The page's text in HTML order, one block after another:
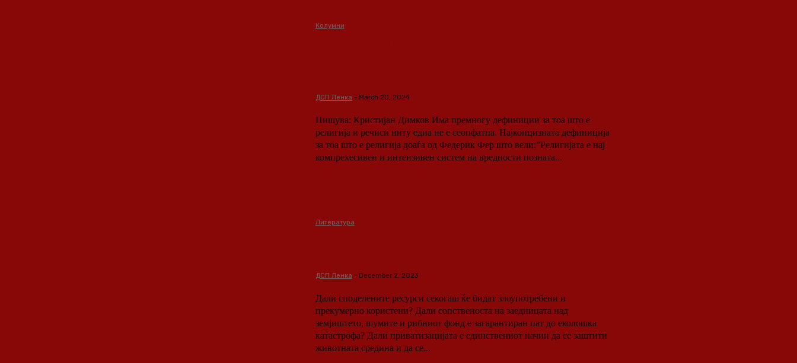
Колумни
ДСП Ленка - March 20, 2024
Пишува: Кристијан Димков Има премногу дефиниции за тоа што е
религија и речиси ниту една не е сеопфатна. Најконцизната дефиниција
за тоа што е религија доаѓа од Федерик Фер што вели:”Религијата е нај
компрехесивен и интензивен систем на вредности позната...
Литература
ДСП Ленка - December 2, 2023
Дали споделените ресурси секогаш ќе бидат злоупотребени и
прекумерно користени? Дали сопственоста на заедницата над
земјиштето, шумите и рибниот фонд е загарантиран пат до еколошка
катастрофа? Дали приватизацијата е единствениот начин да се заштити
животната средина и да се...